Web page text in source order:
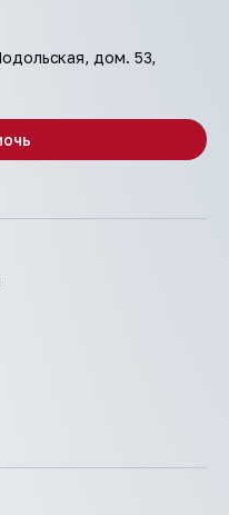
дом. 53,